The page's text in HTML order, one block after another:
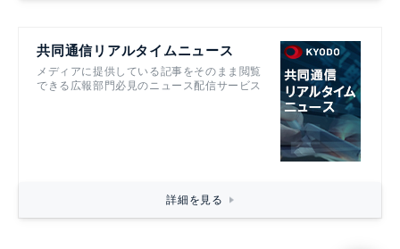
共同通信リアルタイムニュース
メディアに提供している記事をそのまま閲覧
できる広報部門必見のニュース配信サービス
詳細を見る